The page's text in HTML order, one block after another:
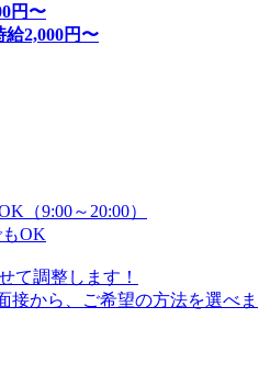
円〜
給2,000円〜
（9:00～20:00）
もOK
て調整します！
接から、ご希望の方法を選べま